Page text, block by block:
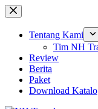
Skip
to
contentTentang Kami
Tim NH
Review
Berita
Paket
Download